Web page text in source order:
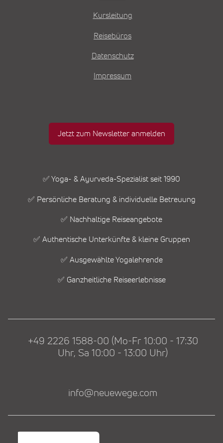
Kursleitung
Reisebüros
Datenschutz
Impressum
Jetzt zum Newsletter anmelden
✅ Yoga- & Ayurveda-Spezialist seit 1990
✅ Persönliche Beratung & individuelle Betreuung
✅ Nachhaltige Reiseangebote
✅ Authentische Unterkünfte & kleine Gruppen
✅ Ausgewählte Yogalehrende
✅ Ganzheitliche Reiseerlebnisse
+49 2226 1588-00 (Mo-Fr 10:00 - 17:30
Uhr, Sa 10:00 - 13:00 Uhr)
info@neuewege.com